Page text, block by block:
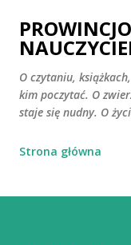
O czytaniu,
kim poczytać. O
staje się nudny. O
Strona główna